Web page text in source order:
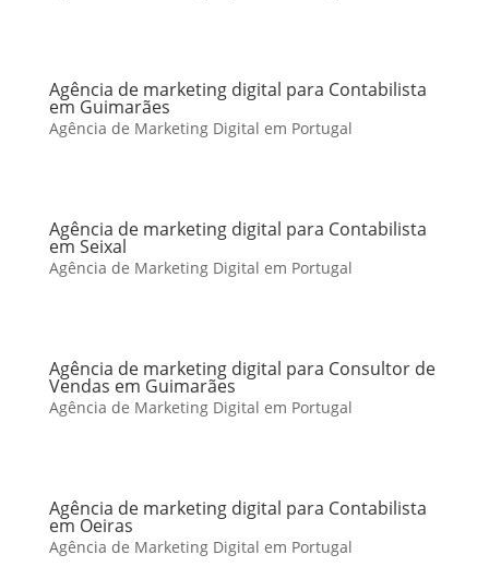
Agência de marketing digital para Contabilista
em Guimarães
Agência de Marketing Digital em Portugal
Agência de marketing digital para Contabilista
em Seixal
Agência de Marketing Digital em Portugal
Agência de marketing digital para Consultor de
Vendas em Guimarães
Agência de Marketing Digital em Portugal
Agência de marketing digital para Contabilista
em Oeiras
Agência de Marketing Digital em Portugal